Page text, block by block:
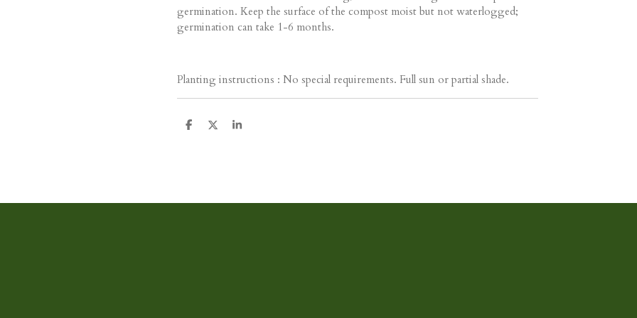
germination. Keep the surface of the compost moist but not waterlogged;
germination can take 1-6 months.
Planting instructions : No special requirements. Full sun or partial shade.
D
D
S